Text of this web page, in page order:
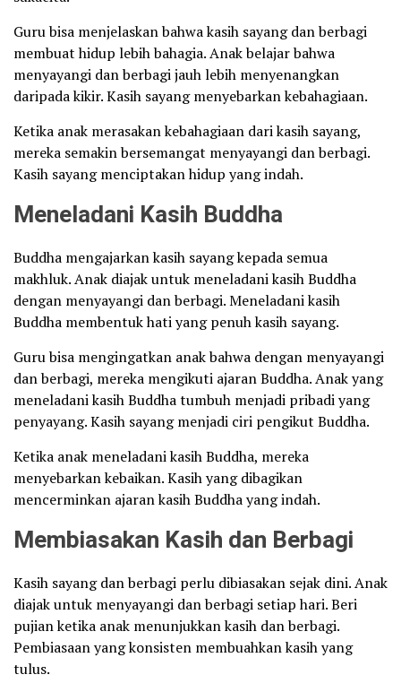
Guru bisa menjelaskan bahwa kasih sayang dan berbagi
membuat hidup lebih bahagia. Anak belajar bahwa
menyayangi dan berbagi jauh lebih menyenangkan
daripada kikir. Kasih sayang menyebarkan kebahagiaan.
Ketika anak merasakan kebahagiaan dari kasih sayang,
mereka semakin bersemangat menyayangi dan berbagi.
Kasih sayang menciptakan hidup yang indah.
Meneladani Kasih Buddha
Buddha mengajarkan kasih sayang kepada semua
makhluk. Anak diajak untuk meneladani kasih Buddha
dengan menyayangi dan berbagi. Meneladani kasih
Buddha membentuk hati yang penuh kasih sayang.
Guru bisa mengingatkan anak bahwa dengan menyayangi
dan berbagi, mereka mengikuti ajaran Buddha. Anak yang
meneladani kasih Buddha tumbuh menjadi pribadi yang
penyayang. Kasih sayang menjadi ciri pengikut Buddha.
Ketika anak meneladani kasih Buddha, mereka
menyebarkan kebaikan. Kasih yang dibagikan
mencerminkan ajaran kasih Buddha yang indah.
Membiasakan Kasih dan Berbagi
Kasih sayang dan berbagi perlu dibiasakan sejak dini. Anak
diajak untuk menyayangi dan berbagi setiap hari. Beri
pujian ketika anak menunjukkan kasih dan berbagi.
Pembiasaan yang konsisten membuahkan kasih yang
tulus.